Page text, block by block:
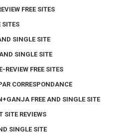
FREE SITES
SITES
SINGLE SITE
SINGLE SITE
FREE SITES
CORRESPONDANCE
FREE AND SINGLE SITE
SITE REVIEWS
SINGLE SITE